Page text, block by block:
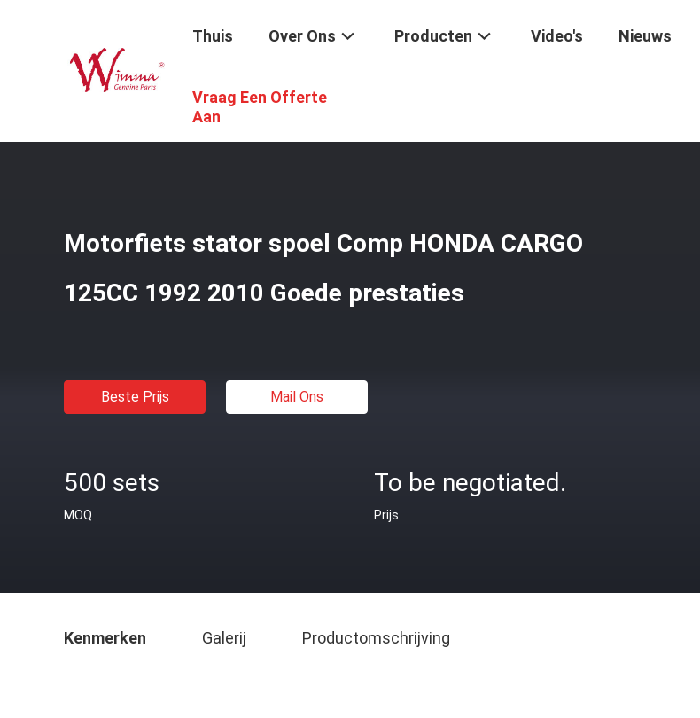
Thuis Over Ons Producten Video's Nieuws
Vraag Een Offerte
Aan
Thuis / Motorfiets Elektrodelen
Motorfiets stator spoel Comp HONDA CARGO
125CC 1992 2010 Goede prestaties
Beste Prijs Mail Ons
500 sets
MOQ
To be negotiated.
Prijs
Kenmerken Galerij Productomschrijving